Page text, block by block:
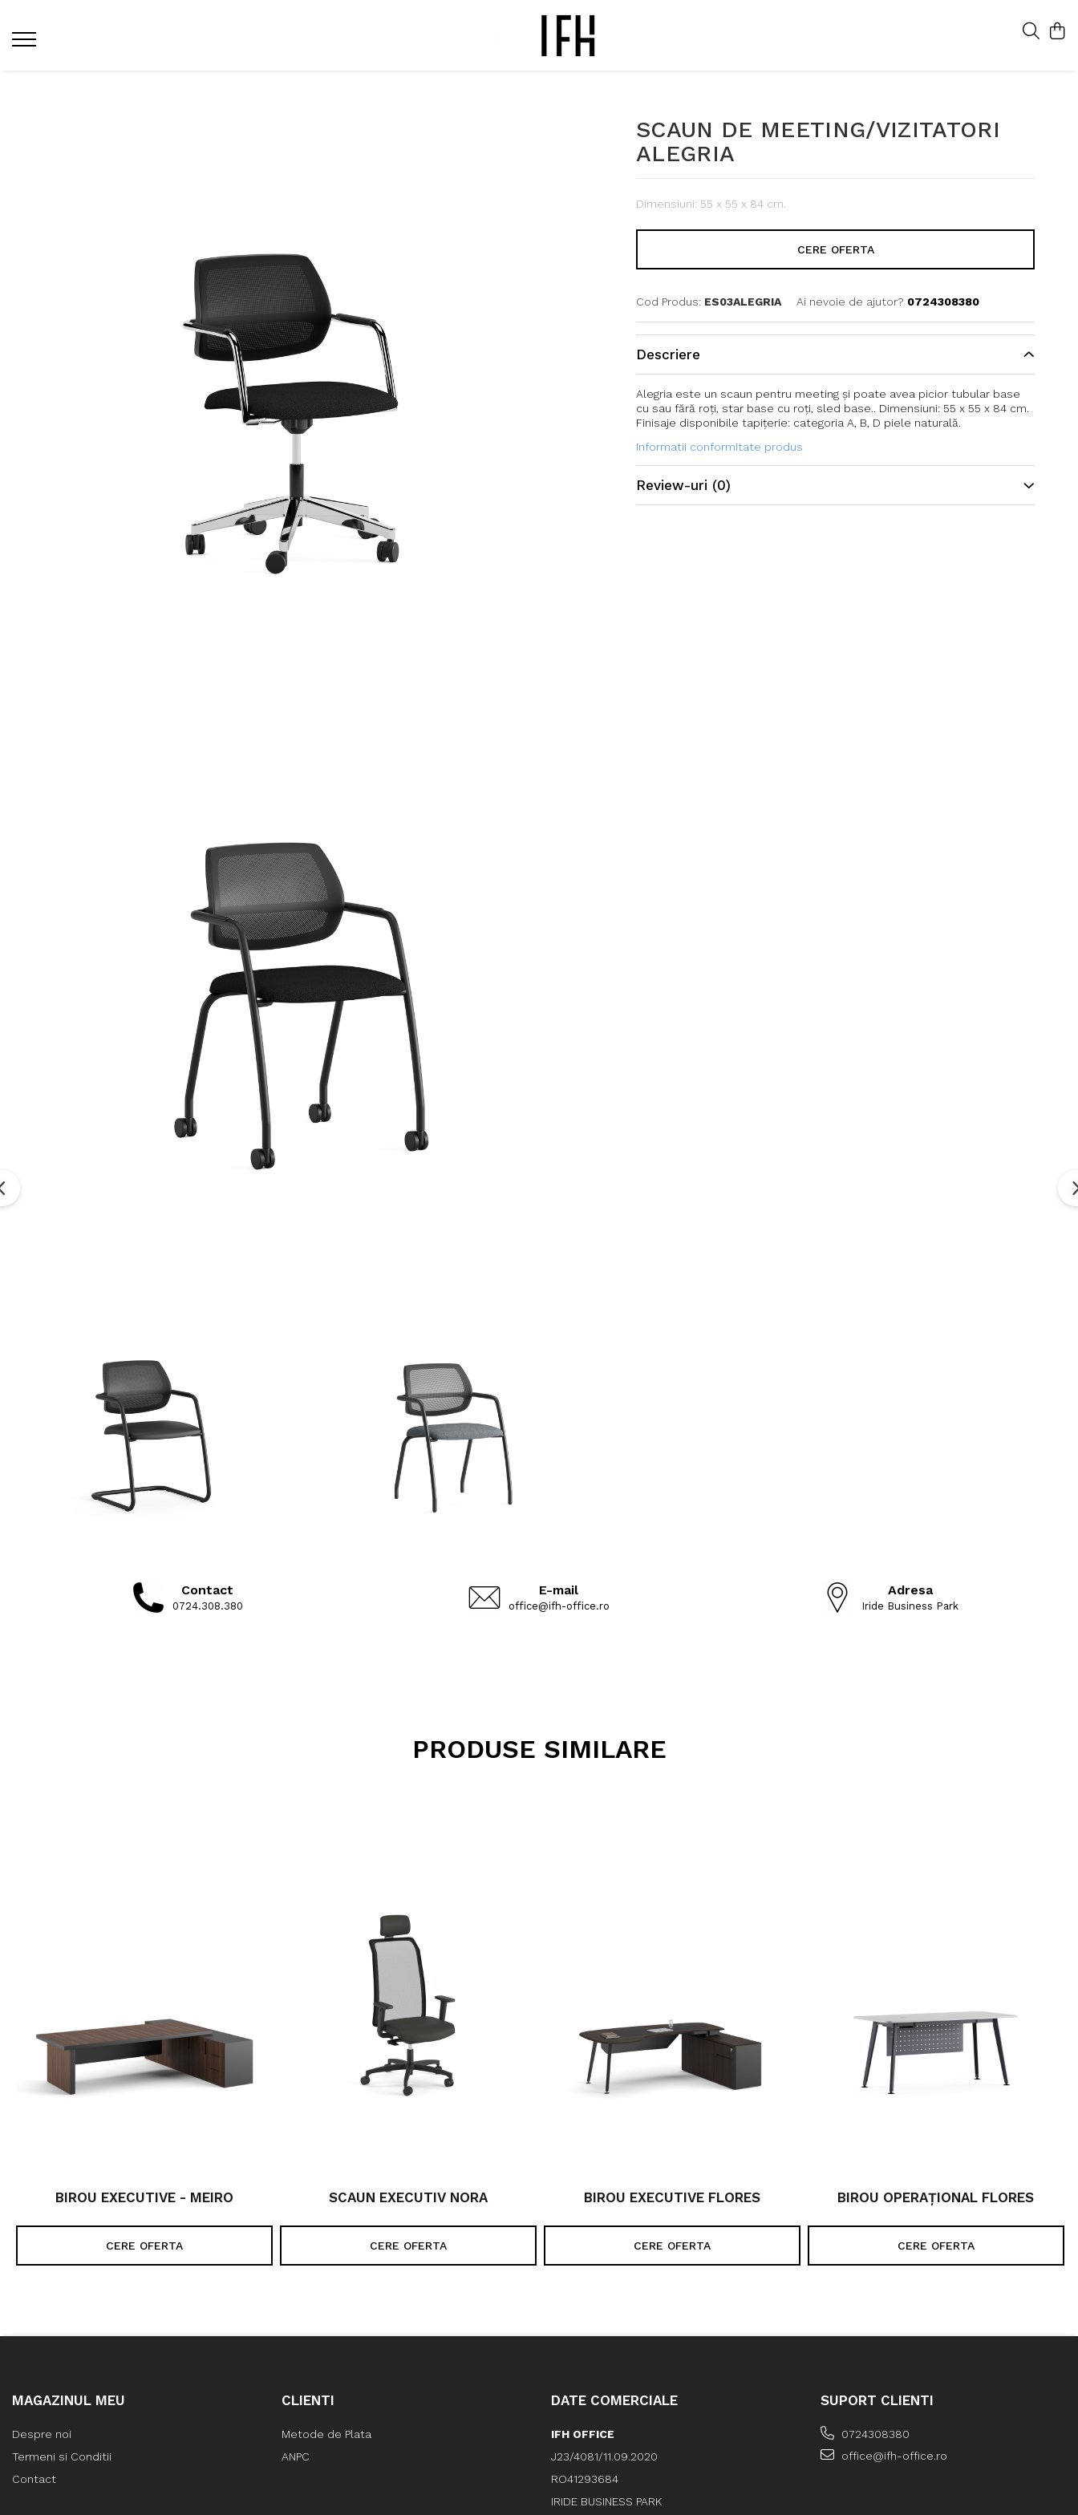
SCAUN DE MEETING/VIZITATORI
ALEGRIA
Dimensiuni: 55 x 55 x 84 cm.
CERE OFERTA
Cod Produs: ES03ALEGRIA Ai nevoie de ajutor? 0724308380
Descriere
Alegria este un scaun pentru meeting și poate avea picior tubular base
cu sau fără roți, star base cu roți, sled base.. Dimensiuni: 55 x 55 x 84 cm.
Finisaje disponibile tapițerie: categoria A, B, D piele naturală.
Informatii conformitate produs
Review-uri (0)
Contact
0724.308.380
E-mail
office@ifh-office.ro
Adresa
Iride Business Park
PRODUSE SIMILARE
BIROU EXECUTIVE - MEIRO
CERE OFERTA
SCAUN EXECUTIV NORA
CERE OFERTA
BIROU EXECUTIVE FLORES
CERE OFERTA
BIROU OPERAȚIONAL FLORES
CERE OFERTA
MAGAZINUL MEU
Despre noi
Termeni si Conditii
Contact
CLIENTI
Metode de Plata
ANPC
DATE COMERCIALE
IFH OFFICE
J23/4081/11.09.2020
RO41293684
IRIDE BUSINESS PARK
SUPORT CLIENTI
0724308380
office@ifh-office.ro